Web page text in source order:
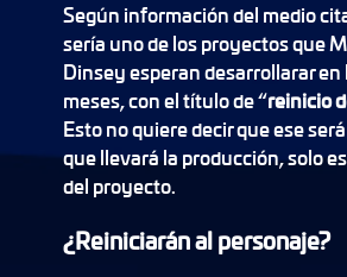
Según información del medio
sería uno de los proyectos que
Dinsey esperan desarrollarar en
meses, con el título de “reinicio
Esto no quiere decir que ese
que llevará la producción, solo
del proyecto.
¿Reiniciarán al personaje?